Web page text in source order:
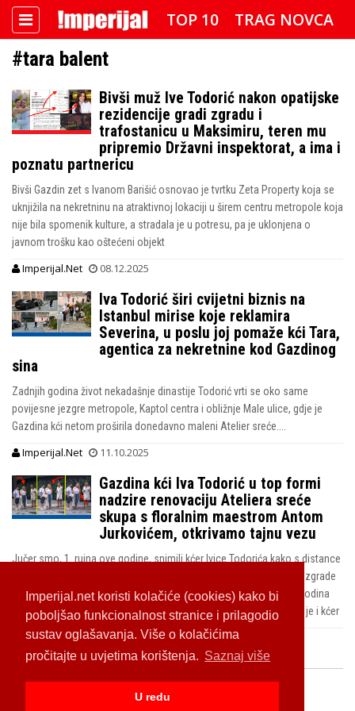
Imperijal.net koristi kolačiće (cookies) kako bi
poboljšao funkcionalnost stranice i prilagodio
sustav oglašavanja. Više o kolačićima
pročitajte u uvjetima korištenja. Saznaj više
U redu
TOP 10
TRAG NOVCA
DETEKTOR
IMPERIJAL VIDEO
RADAR
IMPERIJAL & FREETIME
IMPERIJALOVE POZNATE FACE
#tara balent
Bivši muž Ive Todorić nakon opatijske
rezidencije gradi zgradu i
trafostanicu u Maksimiru, teren mu
pripremio Državni inspektorat, a ima i
poznatu partnericu
Bivši Gazdin zet s Ivanom Barišić osnovao je tvrtku Zeta Property koja se
uknjižila na nekretninu na atraktivnoj lokaciji u širem centru metropole koja
nije bila spomenik kulture, a stradala je u potresu, pa je uklonjena o
javnom trošku kao oštećeni objekt
Imperijal.Net 08.12.2025
Iva Todorić širi cvijetni biznis na
Istanbul mirise koje reklamira
Severina, u poslu joj pomaže kći Tara,
agentica za nekretnine kod Gazdinog
sina
Zadnjih godina život nekadašnje dinastije Todorić vrti se oko same
povijesne jezgre metropole, Kaptol centra i obližnje Male ulice, gdje je
Gazdina kći netom proširila donedavno maleni Atelier sreće....
Imperijal.Net 11.10.2025
Gazdina kći Iva Todorić u top formi
nadzire renovaciju Ateliera sreće
skupa s floralnim maestrom Antom
Jurkovićem, otkrivamo tajnu vezu
Jučer smo, 1. rujna ove godine, snimili kćer Ivice Todorića kako s distance
od nekoliko metara pomno motri na završetak radova u prizemlju zgrade
u zagrebačkoj Maloj ulici 1 gdje posluje cvjećarnica koja zadnjih godina
ozbiljno prijeti skinuti Sašu Šekoranju s trona, u taj biznis uključila je i kćer
Imperijal.Net 02.09.2025